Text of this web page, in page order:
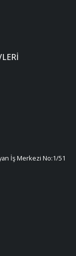
İş Merkezi No:1/51